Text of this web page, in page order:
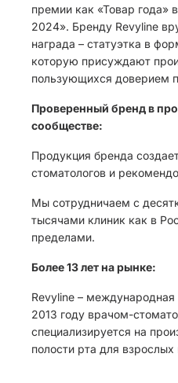
премии как «Товар года»
2024». Бренду Revyline
награда – статуэтка в
которую присуждают
пользующихся доверием
Проверенный бренд в
сообществе:
Продукция бренда
стоматологов и
Мы сотрудничаем с
тысячами клиник как в
пределами.
Более 13 лет на рынке:
Revyline –
2013 году врачом-
специализируется на
полости рта для взрослых